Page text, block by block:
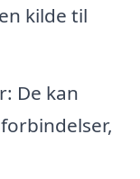
kilde til
De kan